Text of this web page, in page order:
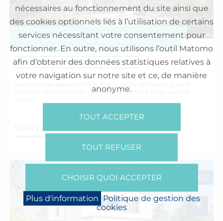
«Cité Grand-Duc Jean», lot 17
MAISON UNIFAMILIALE JUMELÉE
le canton de Capellen et se situe à la frontière belge au Sud-
VOIR LES DETAILS
HAUTCHARAGE
nécessaires au fonctionnement du site ainsi que
des cookies optionnels liés à l’utilisation de certains
services nécessitant votre consentement pour
fonctionner. En outre, nous utilisons l’outil Matomo
afin d’obtenir des données statistiques relatives à
votre navigation sur notre site et ce, de manière
anonyme.
TOUT ACCEPTER
TOUT REFUSER
CHOISIR QUOI ACCEPTER
Plus d'information Politique de gestion des
cookies